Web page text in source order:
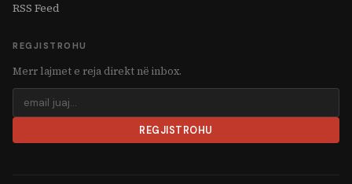
RSS Feed
REGJISTROHU
Merr lajmet e reja direkt në inbox.
REGJISTROHU